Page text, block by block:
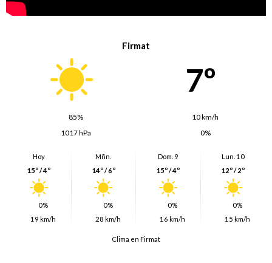
Firmat
7º
85%
10 km/h
1017 hPa
0%
Hoy
15º / 4º
0%
19 km/h
Mñn.
14º / 6º
0%
28 km/h
Dom. 9
15º / 4º
0%
16 km/h
Lun. 10
12º / 2º
0%
15 km/h
Clima en Firmat